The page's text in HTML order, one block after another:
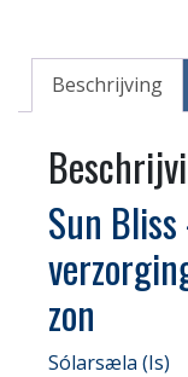
Beschrijving
Sun Bliss
zon
Sólarsæla (Is)